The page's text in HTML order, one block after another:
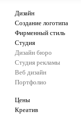
Дизайн
Создание логотипа
Фирменный стиль
Студия
Дизайн бюро
Студия рекламы
Веб дизайн
Портфолио
Цены
Креатив